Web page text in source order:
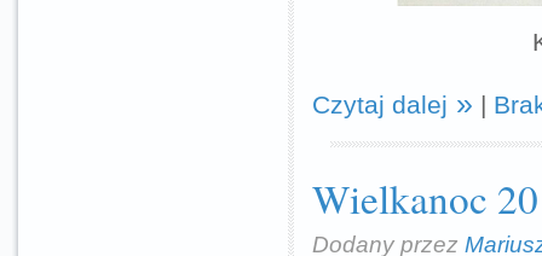
Czytaj dalej |
Wielkanoc
Dodany przez